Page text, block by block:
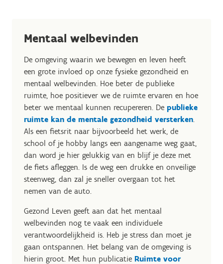
Mentaal welbevinden
De omgeving waarin we bewegen en leven heeft
een grote invloed op onze fysieke gezondheid en
mentaal welbevinden. Hoe beter de publieke
ruimte, hoe positiever we de ruimte ervaren en hoe
beter we mentaal kunnen recupereren. De publieke
ruimte kan de mentale gezondheid versterken.
Als een fietsrit naar bijvoorbeeld het werk, de
school of je hobby langs een aangename weg gaat,
dan word je hier gelukkig van en blijf je deze met
de fiets afleggen. Is de weg een drukke en onveilige
steenweg, dan zal je sneller overgaan tot het
nemen van de auto.
Gezond Leven geeft aan dat het mentaal
welbevinden nog te vaak een individuele
verantwoordelijkheid is. Heb je stress dan moet je
gaan ontspannen. Het belang van de omgeving is
hierin groot. Met hun publicatie Ruimte voor